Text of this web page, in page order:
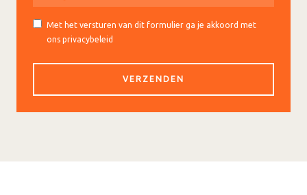
Met het versturen van dit formulier ga je akkoord met
ons privacybeleid